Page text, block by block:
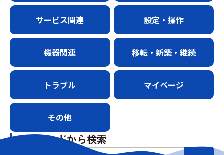
サービス関連 設定・操作
機器関連 移転・新築・継続
トラブル マイページ
その他
キーワードから検索